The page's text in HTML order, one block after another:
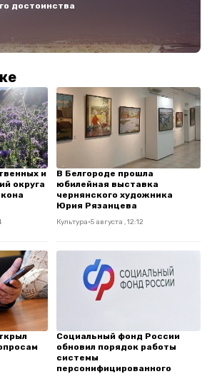
достоинства
и
округа
В Белгороде прошла
юбилейная выставка
чернянского художника
Юрия Рязанцева
Культура•5 августа , 12:12
Социальный фонд России
обновил порядок работы
системы
персонифицированного